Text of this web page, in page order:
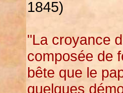
1845)
"La croyance
composée de
bête que le
quelques